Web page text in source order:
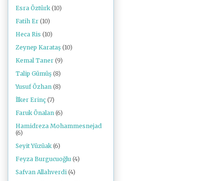
Esra Öztürk (10)
Fatih Er (10)
Heca Ris (10)
Zeynep Karataş (10)
Kemal Taner (9)
Talip Gümüş (8)
Yusuf Özhan (8)
İlker Erinç (7)
Faruk Önalan (6)
Hamidreza Mohammesnejad
(6)
Seyit Yüzüak (6)
Feyza Burgucuoğlu (4)
Safvan Allahverdi (4)